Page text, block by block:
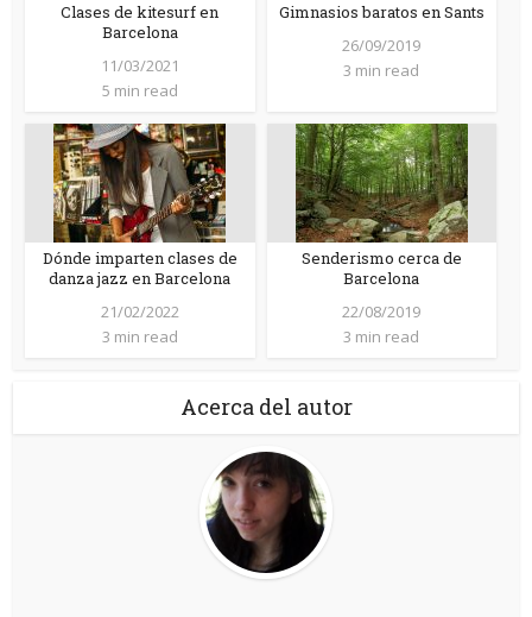
Clases de kitesurf en
Barcelona
11/03/2021
5 min read
Gimnasios baratos en Sants
26/09/2019
3 min read
Dónde imparten clases de
danza jazz en Barcelona
21/02/2022
3 min read
Senderismo cerca de
Barcelona
22/08/2019
3 min read
Acerca del autor